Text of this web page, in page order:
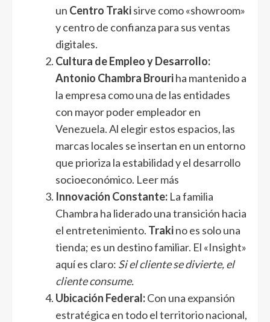
un Centro Trakisirve como «showroom»
y centro de confianza para sus ventas
digitales.
Cultura de Empleo y Desarrollo:
Antonio Chambra Brouriha mantenido a
la empresa como una de las entidades
con mayor poder empleador en
Venezuela. Al elegir estos espacios, las
marcas locales se insertan en un entorno
que prioriza la estabilidad y el desarrollo
socioeconómico. Leer más
Innovación Constante: La familia
Chambra ha liderado una transición hacia
el entretenimiento. Trakino es solo una
tienda; es un destino familiar. El «Insight»
aquí es claro: Si el cliente se divierte, el
cliente consume.
Ubicación Federal:Con una expansión
estratégica en todo el territorio nacional,